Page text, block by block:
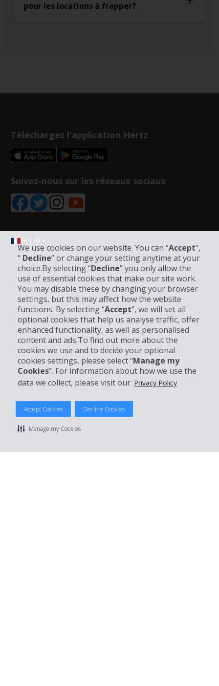
We use cookies on our website. You can “Accept”,
“ Decline” or change your setting anytime at your
choice.By selecting “Decline” you only allow the
use of essential cookies that make our site work.
You may disable these by changing your browser
settings, but this may affect how the website
functions. By selecting “Accept”, we will set all
optional cookies that help us analyse traffic, offer
enhanced functionality, as well as personalised
content and ads.To find out more about the
cookies we use and to decide your optional
cookies settings, please select “Manage my
Cookies”. For information about how we use the
data we collect, please visit our Privacy Policy
Accept Cookies Decline Cookies
Manage my Cookies
pour les locations à frapper?
Téléchargez l'application Hertz
Suivez-nous sur les réseaux sociaux
FR | FR ▾
Informations sur l'entreprise
Entreprise
Support client
Réserver avec Hertz
© 2026 The Hertz System, Inc.
Politique de confidentialité | Conditions d'utilisation du site
Conditions de location
Gérer mes cookies